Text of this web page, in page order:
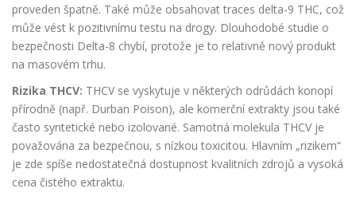
proveden špatně. Také může obsahovat traces delta-9 THC, což
může vést k pozitivnímu testu na drogy. Dlouhodobé studie o
bezpečnosti Delta-8 chybí, protože je to relativně nový produkt
na masovém trhu.
Rizika THCV: THCV se vyskytuje v některých odrůdách konopí
přírodně (např. Durban Poison), ale komerční extrakty jsou také
často syntetické nebo izolované. Samotná molekula THCV je
považována za bezpečnou, s nízkou toxicitou. Hlavním „rizikem“
je zde spíše nedostatečná dostupnost kvalitních zdrojů a vysoká
cena čistého extraktu.